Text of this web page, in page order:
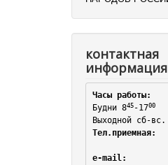
контактная
информация
Часы работы:
Будни 845-1700
Выходной сб-вс.
Тел.приемная:
e-mail: